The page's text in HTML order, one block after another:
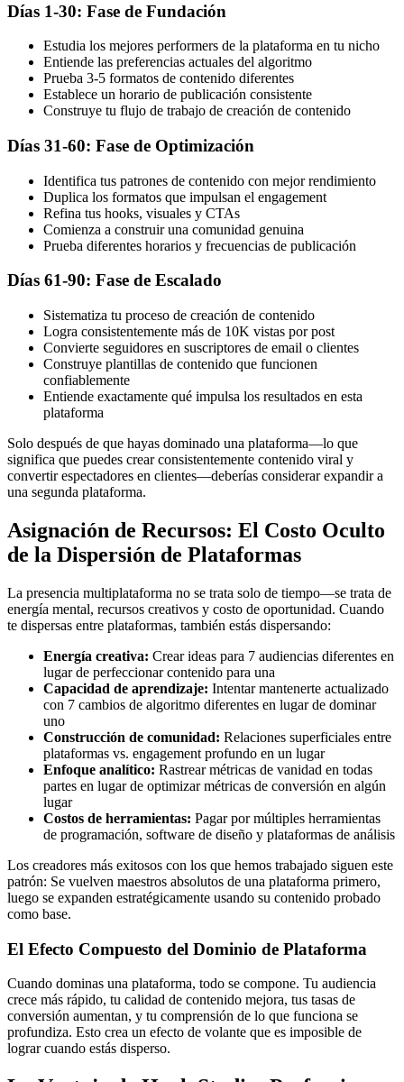
Días 1-30: Fase de Fundación
Estudia los mejores performers de la plataforma en tu nicho
Entiende las preferencias actuales del algoritmo
Prueba 3-5 formatos de contenido diferentes
Establece un horario de publicación consistente
Construye tu flujo de trabajo de creación de contenido
Días 31-60: Fase de Optimización
Identifica tus patrones de contenido con mejor rendimiento
Duplica los formatos que impulsan el engagement
Refina tus hooks, visuales y CTAs
Comienza a construir una comunidad genuina
Prueba diferentes horarios y frecuencias de publicación
Días 61-90: Fase de Escalado
Sistematiza tu proceso de creación de contenido
Logra consistentemente más de 10K vistas por post
Convierte seguidores en suscriptores de email o clientes
Construye plantillas de contenido que funcionen
confiablemente
Entiende exactamente qué impulsa los resultados en esta
plataforma
Solo después de que hayas dominado una plataforma—lo que
significa que puedes crear consistentemente contenido viral y
convertir espectadores en clientes—deberías considerar expandir a
una segunda plataforma.
Asignación de Recursos: El Costo Oculto
de la Dispersión de Plataformas
La presencia multiplataforma no se trata solo de tiempo—se trata de
energía mental, recursos creativos y costo de oportunidad. Cuando
te dispersas entre plataformas, también estás dispersando:
Energía creativa: Crear ideas para 7 audiencias diferentes en
lugar de perfeccionar contenido para una
Capacidad de aprendizaje: Intentar mantenerte actualizado
con 7 cambios de algoritmo diferentes en lugar de dominar
uno
Construcción de comunidad: Relaciones superficiales entre
plataformas vs. engagement profundo en un lugar
Enfoque analítico: Rastrear métricas de vanidad en todas
partes en lugar de optimizar métricas de conversión en algún
lugar
Costos de herramientas: Pagar por múltiples herramientas
de programación, software de diseño y plataformas de análisis
Los creadores más exitosos con los que hemos trabajado siguen este
patrón: Se vuelven maestros absolutos de una plataforma primero,
luego se expanden estratégicamente usando su contenido probado
como base.
El Efecto Compuesto del Dominio de Plataforma
Cuando dominas una plataforma, todo se compone. Tu audiencia
crece más rápido, tu calidad de contenido mejora, tus tasas de
conversión aumentan, y tu comprensión de lo que funciona se
profundiza. Esto crea un efecto de volante que es imposible de
lograr cuando estás disperso.